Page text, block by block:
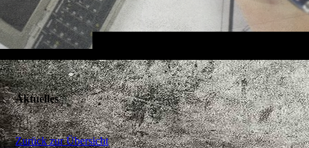
Aktuelles
Zurück zur Übersicht